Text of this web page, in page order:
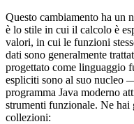
Questo cambiamento ha un
è lo stile in cui il calcolo è
valori, in cui le funzioni
dati sono generalmente
progettato come linguaggio
espliciti sono al suo nucleo
programma Java moderno
strumenti funzionale. Ne hai
collezioni: